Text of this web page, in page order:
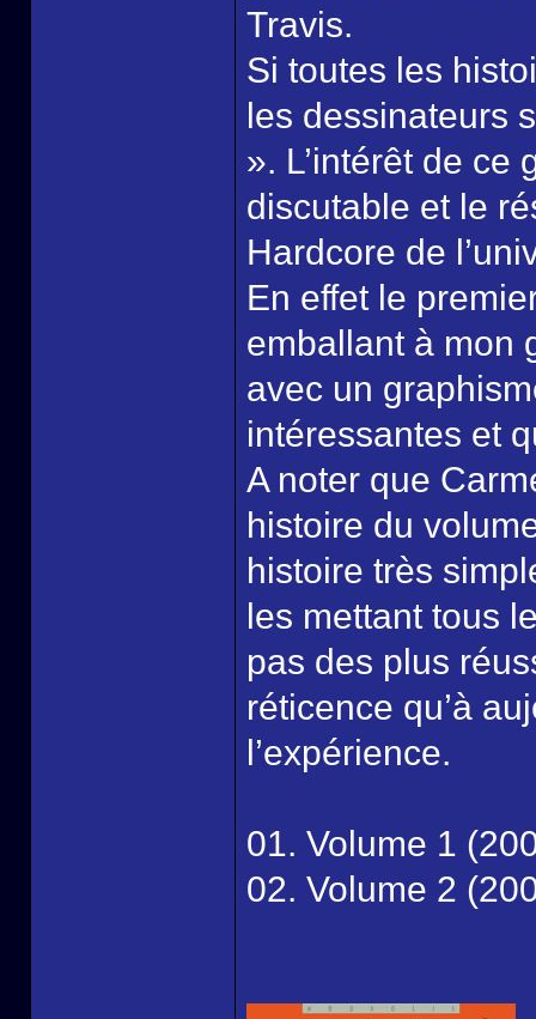
Travis.
Si toutes les
les dessinateurs
». L’intérêt de ce
discutable et le
Hardcore de
En effet le
emballant à mon
avec un
intéressantes et
A noter que
histoire du
histoire très
les mettant tous
pas des plus
réticence qu’à
l’expérience.
01. Volume 1
02. Volume 2